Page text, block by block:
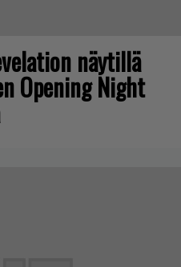
näytillä
Opening Night